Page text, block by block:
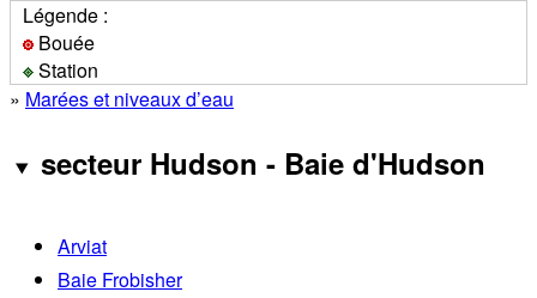
Légende :
Bouée
Station
» Marées et niveaux d’eau
secteur Hudson - Baie d'Hudson
Arviat
Baie Frobisher